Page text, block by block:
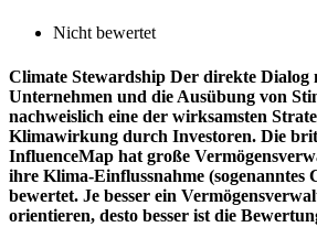
Nicht bewertet
Climate Stewardship Der direkte Dialog
Unternehmen und die Ausübung von
nachweislich eine der wirksamsten
Klimawirkung durch Investoren. Die
InfluenceMap hat große
ihre Klima-Einflussnahme (sogenanntes
bewertet. Je besser ein
orientieren, desto besser ist die